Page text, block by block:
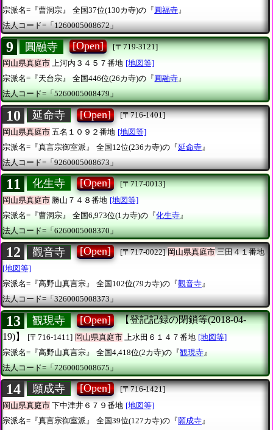
宗派名=『曹洞宗』
全国37位(130カ寺)の『 圓福寺』
法人コード=「1260005008672」
9 圓融寺 [Open]
[〒719-3121]
岡山県真庭市 上河内３４５７番地 [地図等]
宗派名=『天台宗』
全国446位(26カ寺)の『 圓融寺』
法人コード=「5260005008479」
10 延命寺 [Open]
[〒716-1401]
岡山県真庭市 五名１０９２番地 [地図等]
宗派名=『真言宗御室派』
全国12位(236カ寺)の『延命寺 』
法人コード=「9260005008673」
11 化生寺 [Open]
[〒717-0013]
岡山県真庭市 勝山７４８番地 [地図等]
宗派名=『曹洞宗』
全国6,973位(1カ寺)の『化生寺 』
法人コード=「6260005008370」
12 觀音寺 [Open] [〒717-0022] 岡山県真庭市三田４１番地
[地図等]
宗派名=『高野山真言宗』
全国102位(79カ寺)の『觀音寺』
法人コード=「3260005008373」
13 観現寺 [Open]
【登記記録の閉鎖等(2018-04-
19)】
[〒716-1411] 岡山県真庭市 上水田６１４７番地 [地図等]
宗派名=『高野山真言宗』
全国4,418位(2カ寺)の『観現寺 』
法人コード=「7260005008675」
14 願成寺 [Open]
[〒716-1421]
岡山県真庭市 下中津井６７９番地 [地図等]
宗派名=『真言宗御室派』
全国39位(127カ寺)の『 願成寺 』